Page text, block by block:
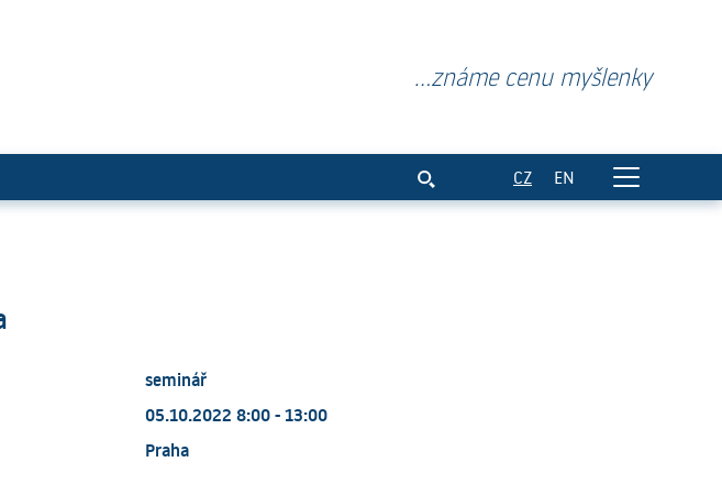
Evropa
...známe cenu myšlenky
CZ EN
seminář
05.10.2022 8:00 - 13:00
Praha